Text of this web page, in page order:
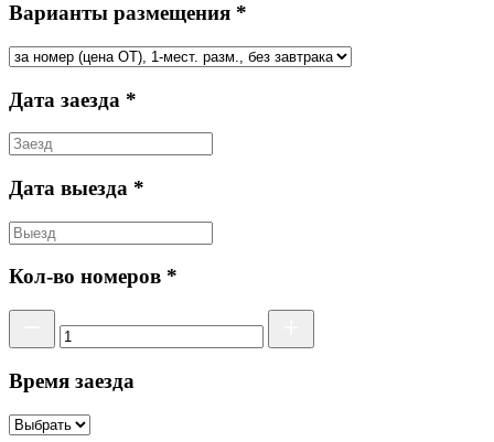
Варианты размещения *
Дата заезда *
Дата выезда *
Кол-во номеров *
Время заезда